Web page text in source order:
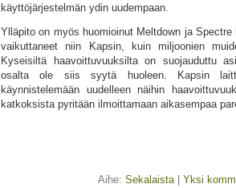
käyttöjärjestelmän ydin uudempaan.
Ylläpito on myös huomioinut Meltdown ja
vaikuttaneet niin Kapsin, kuin miljoonien
Kyseisiltä haavoittuvuuksilta on suojauduttu
osalta ole siis syytä huoleen. Kapsin
käynnistelemään uudelleen näihin
katkoksista pyritään ilmoittamaan aikasempaa
Aihe: Sekalaista| Yksi